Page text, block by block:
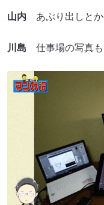
山内 あぶり出しとか
川島 仕事場の写真も